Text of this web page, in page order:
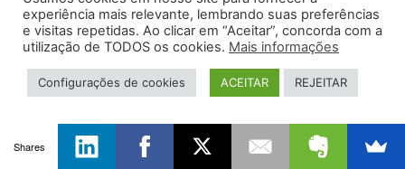
com pagar o salário de todo mundo, ela está
preocupada com os acionistas da empresa muitas
vezes, então, ela não pode implantar qualidade porque
ela… Como nós aqui, nós 3, e você que está ouvindo a
qualidade. Então talvez a gente nem precisa ser
engajado nisso, mas tem gente que simplesmente não
experiência mais relevante, lembrando suas preferências
e visitas repetidas. Ao clicar em “Aceitar”, concorda com a
utilização de TODOS os cookies. Mais informações
Configurações de cookies ACEITAR REJEITAR
Shares